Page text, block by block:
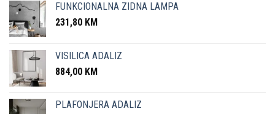
FUNKCIONALNA ZIDNA LAMPA
231,80 KM
VISILICA ADALIZ
884,00 KM
PLAFONJERA ADALIZ